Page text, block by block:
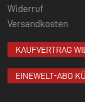
Widerruf
Versandkosten
KAUFVERTRAG
EINEWELT-ABO